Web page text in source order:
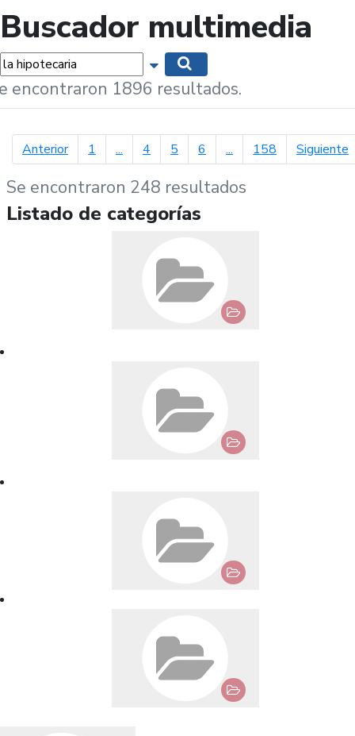
Buscador multimedia
Mostrar opciones de búsqueda
encontraron 1896 resultados.
Anteriorpágina anterior
1 ... 4 5 6 ... 158 Siguiente
Se encontraron 248 resultados
Listado de categorías